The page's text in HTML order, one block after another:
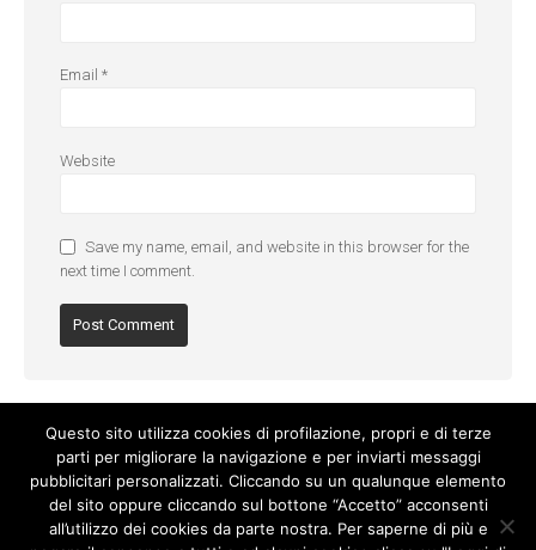
Email *
Website
Save my name, email, and website in this browser for the
next time I comment.
Questo sito utilizza cookies di profilazione, propri e di terze
parti per migliorare la navigazione e per inviarti messaggi
pubblicitari personalizzati. Cliccando su un qualunque elemento
del sito oppure cliccando sul bottone “Accetto” acconsenti
all’utilizzo dei cookies da parte nostra. Per saperne di più e